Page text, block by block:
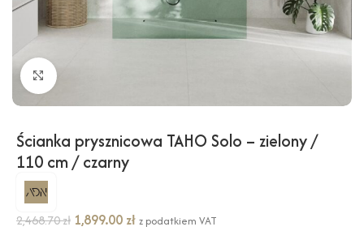
Kliknij, aby powiększyć
Ścianka prysznicowa TAHO Solo – zielony /
110 cm / czarny
2,468.70zł 1,899.00 zł z podatkiem VAT